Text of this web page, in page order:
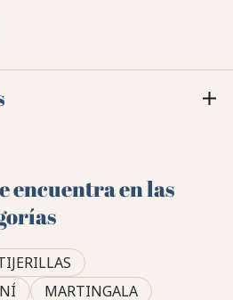
encuentra en las
MARTINGALA